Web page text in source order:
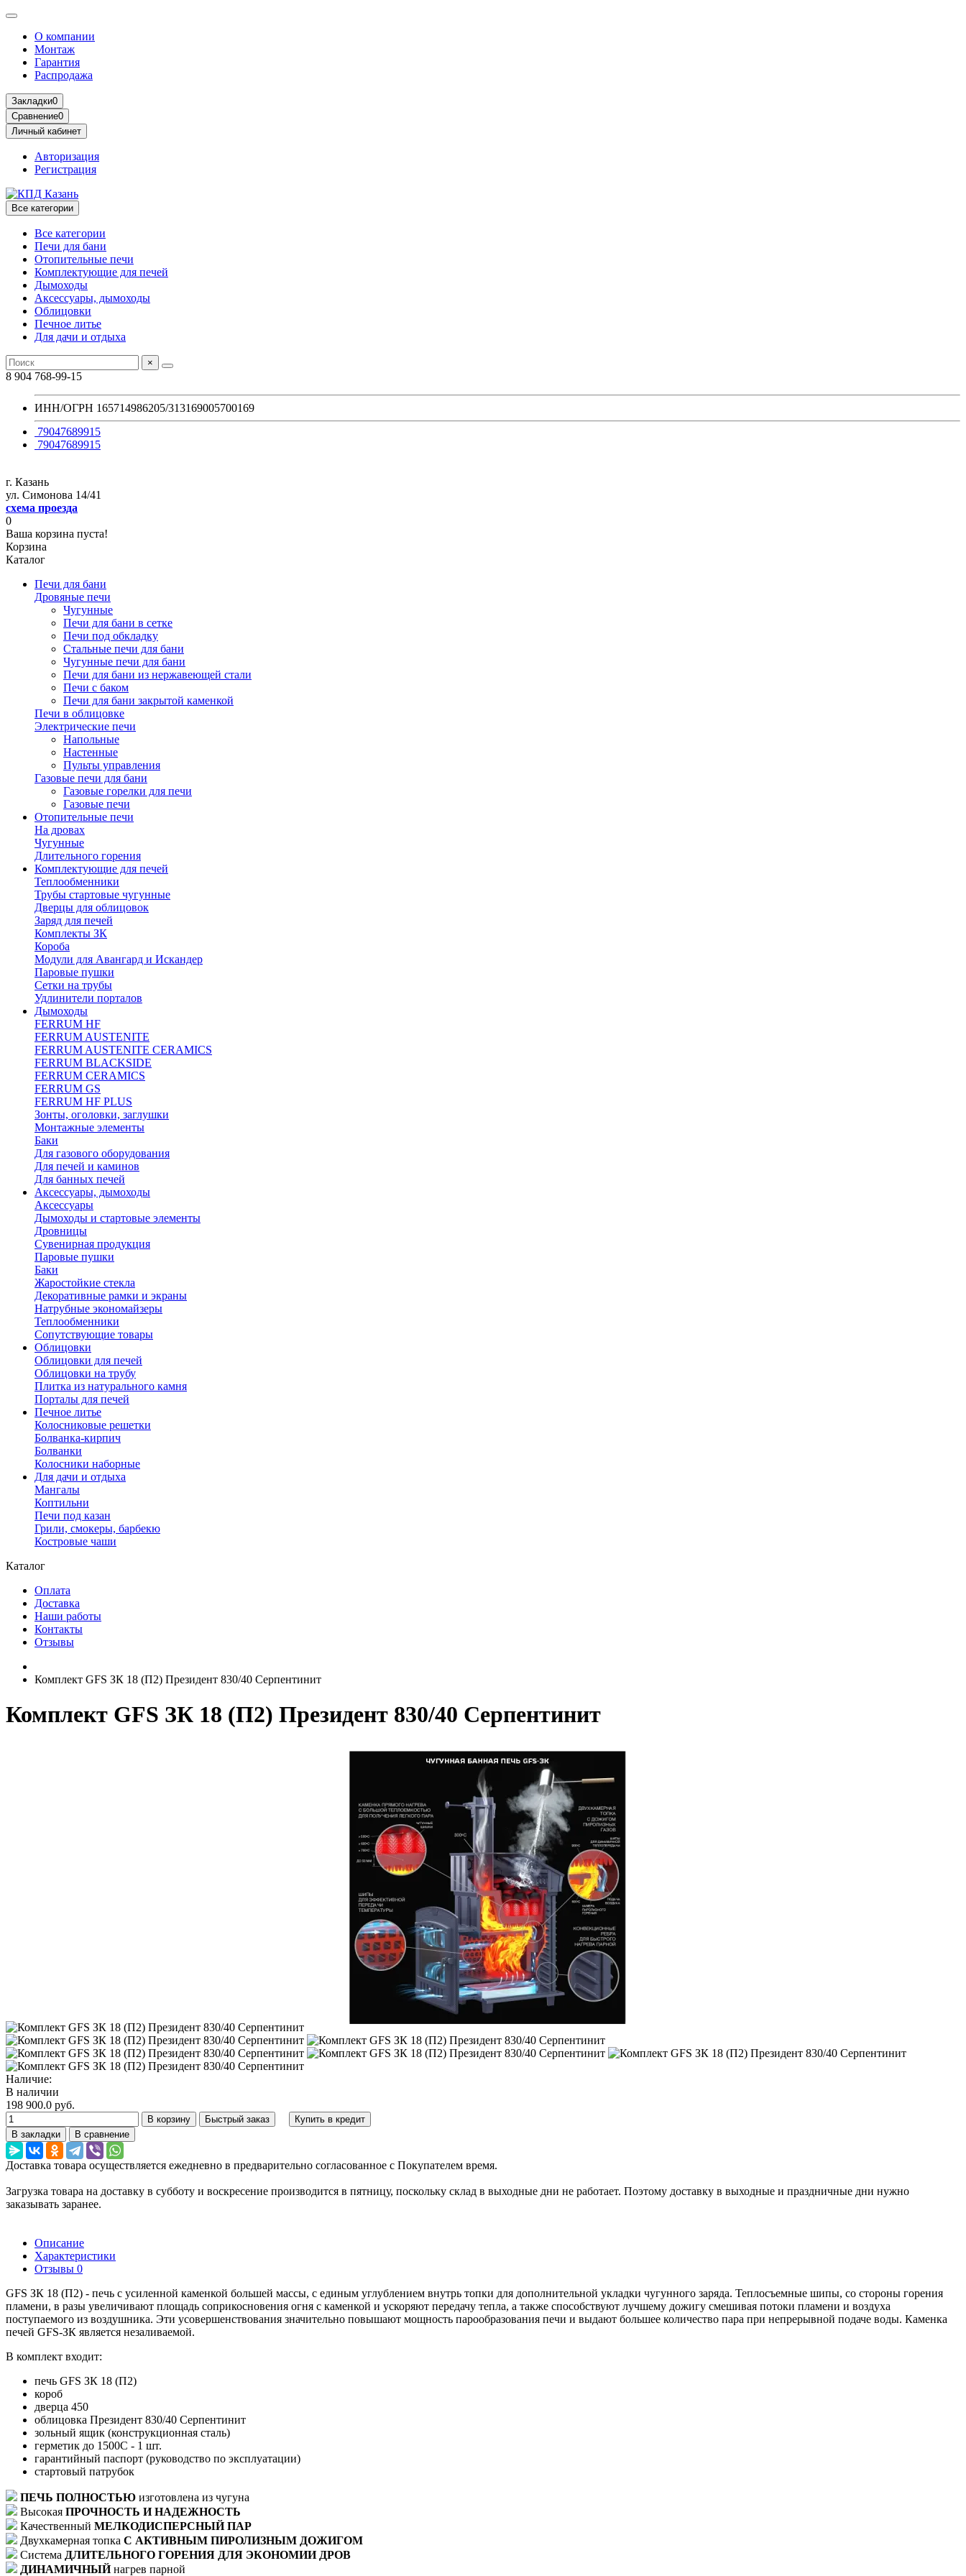
О компании
Монтаж
Гарантия
Распродажа
Закладки0
Сравнение0
Личный кабинет
Авторизация
Регистрация
Все категории
Все категории
Печи для бани
Отопительные печи
Комплектующие для печей
Дымоходы
Аксессуары, дымоходы
Облицовки
Печное литье
Для дачи и отдыха
×
8 904 768-99-15
ИНН/ОГРН 165714986205/313169005700169
79047689915
79047689915
г. Казань
ул. Симонова 14/41
схема проезда
0
Ваша корзина пуста!
Корзина
Каталог
Печи для бани
Дровяные печи
Чугунные
Печи для бани в сетке
Печи под обкладку
Стальные печи для бани
Чугунные печи для бани
Печи для бани из нержавеющей стали
Печи с баком
Печи для бани закрытой каменкой
Печи в облицовке
Электрические печи
Напольные
Настенные
Пульты управления
Газовые печи для бани
Газовые горелки для печи
Газовые печи
Отопительные печи
На дровах
Чугунные
Длительного горения
Комплектующие для печей
Теплообменники
Трубы стартовые чугунные
Дверцы для облицовок
Заряд для печей
Комплекты ЗК
Короба
Модули для Авангард и Искандер
Паровые пушки
Сетки на трубы
Удлинители порталов
Дымоходы
FERRUM HF
FERRUM AUSTENITE
FERRUM AUSTENITE CERAMICS
FERRUM BLACKSIDE
FERRUM CERAMICS
FERRUM GS
FERRUM HF PLUS
Зонты, оголовки, заглушки
Монтажные элементы
Баки
Для газового оборудования
Для печей и каминов
Для банных печей
Аксессуары, дымоходы
Аксессуары
Дымоходы и стартовые элементы
Дровницы
Сувенирная продукция
Паровые пушки
Баки
Жаростойкие стекла
Декоративные рамки и экраны
Натрубные экономайзеры
Теплообменники
Сопутствующие товары
Облицовки
Облицовки для печей
Облицовки на трубу
Плитка из натурального камня
Порталы для печей
Печное литье
Колосниковые решетки
Болванка-кирпич
Болванки
Колосники наборные
Для дачи и отдыха
Мангалы
Коптильни
Печи под казан
Грили, смокеры, барбекю
Костровые чаши
Каталог
Оплата
Доставка
Наши работы
Контакты
Отзывы
Комплект GFS ЗК 18 (П2) Президент 830/40 Серпентинит
Комплект GFS ЗК 18 (П2) Президент 830/40 Серпентинит
Наличие:
В наличии
198 900.0 руб.
В корзину Быстрый заказ
Купить в кредит
В закладки
В сравнение
Доставка товара осуществляется ежедневно в предварительно согласованное с Покупателем время.
Загрузка товара на доставку в субботу и воскресение производится в пятницу, поскольку склад в выходные дни не работает. Поэтому доставку в выходные и праздничные дни нужно
заказывать заранее.
Описание
Характеристики
Отзывы 0
GFS ЗК 18 (П2) - печь с усиленной каменкой большей массы, с единым углублением внутрь топки для дополнительной укладки чугунного заряда. Теплосъемные шипы, со стороны горения
пламени, в разы увеличивают площадь соприкосновения огня с каменкой и ускоряют передачу тепла, а также способствуют лучшему дожигу смешивая потоки пламени и воздуха
поступаемого из воздушника. Эти усовершенствования значительно повышают мощность парообразования печи и выдают большее количество пара при непрерывной подаче воды. Каменка
печей GFS-ЗК является незаливаемой.
В комплект входит:
печь GFS ЗК 18 (П2)
короб
дверца 450
облицовка Президент 830/40 Серпентинит
зольный ящик (конструкционная сталь)
герметик до 1500С - 1 шт.
гарантийный паспорт (руководство по эксплуатации)
стартовый патрубок
ПЕЧЬ ПОЛНОСТЬЮ изготовлена из чугуна
Высокая ПРОЧНОСТЬ И НАДЕЖНОСТЬ
Качественный МЕЛКОДИСПЕРСНЫЙ ПАР
Двухкамерная топка С АКТИВНЫМ ПИРОЛИЗНЫМ ДОЖИГОМ
Система ДЛИТЕЛЬНОГО ГОРЕНИЯ ДЛЯ ЭКОНОМИИ ДРОВ
ДИНАМИЧНЫЙнагрев парной